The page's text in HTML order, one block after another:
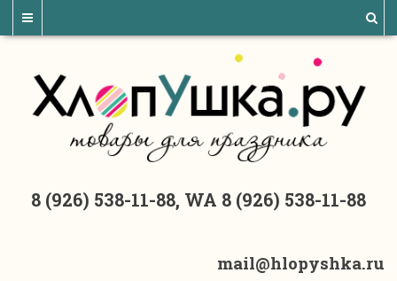
8 (926) 538-11-88, WA 8 (926) 538-11-88
mail@hlopyshka.ru